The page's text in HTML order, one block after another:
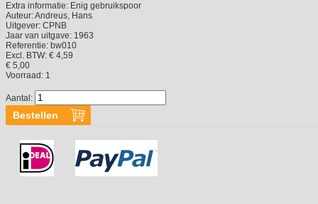
Extra informatie: Enig gebruikspoor
Auteur:Andreus, Hans
Uitgever: CPNB
Jaar van uitgave: 1963
Referentie: bw010
Excl. BTW: € 4,59
€ 5,00
Voorraad: 1
Aantal: